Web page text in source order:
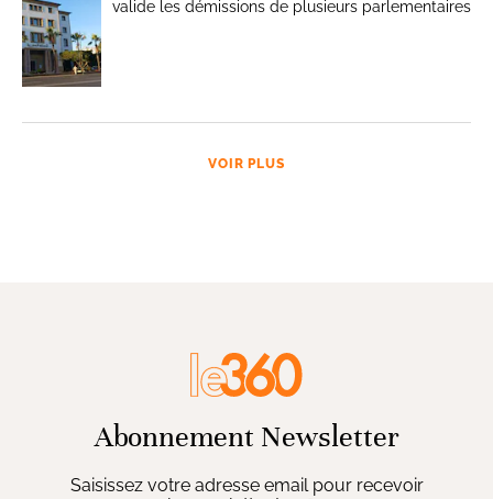
valide les démissions de plusieurs parlementaires
VOIR PLUS
Abonnement Newsletter
Saisissez votre adresse email pour recevoir